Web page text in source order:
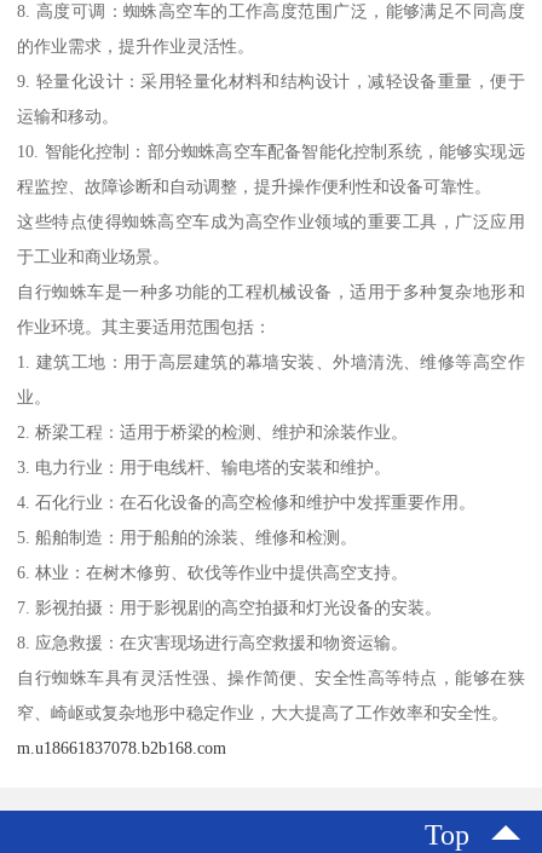
8. 高度可调：蜘蛛高空车的工作高度范围广泛，能够满足不同高度
的作业需求，提升作业灵活性。
9. 轻量化设计：采用轻量化材料和结构设计，减轻设备重量，便于
运输和移动。
10. 智能化控制：部分蜘蛛高空车配备智能化控制系统，能够实现远
程监控、故障诊断和自动调整，提升操作便利性和设备可靠性。
这些特点使得蜘蛛高空车成为高空作业领域的重要工具，广泛应用
于工业和商业场景。
自行蜘蛛车是一种多功能的工程机械设备，适用于多种复杂地形和
作业环境。其主要适用范围包括：
1. 建筑工地：用于高层建筑的幕墙安装、外墙清洗、维修等高空作
业。
2. 桥梁工程：适用于桥梁的检测、维护和涂装作业。
3. 电力行业：用于电线杆、输电塔的安装和维护。
4. 石化行业：在石化设备的高空检修和维护中发挥重要作用。
5. 船舶制造：用于船舶的涂装、维修和检测。
6. 林业：在树木修剪、砍伐等作业中提供高空支持。
7. 影视拍摄：用于影视剧的高空拍摄和灯光设备的安装。
8. 应急救援：在灾害现场进行高空救援和物资运输。
自行蜘蛛车具有灵活性强、操作简便、安全性高等特点，能够在狭
窄、崎岖或复杂地形中稳定作业，大大提高了工作效率和安全性。
m.u18661837078.b2b168.com
Top